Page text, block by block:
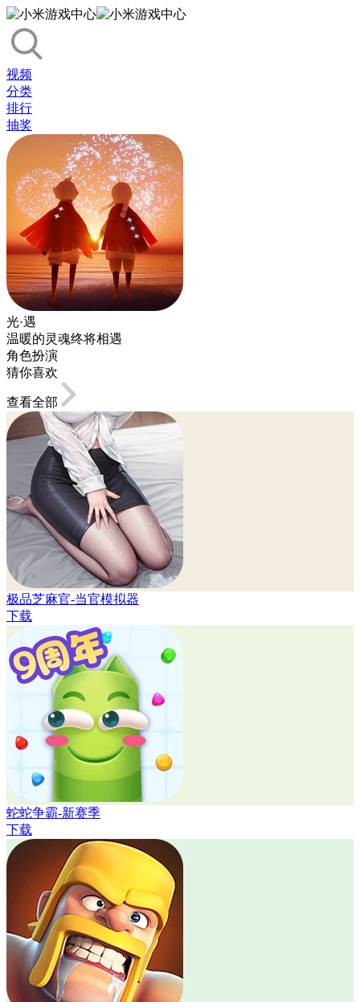
视频
分类
排行
抽奖
光·遇
温暖的灵魂终将相遇
角色扮演
猜你喜欢
查看全部
极品芝麻官-当官模拟器
下载
蛇蛇争霸-新赛季
下载